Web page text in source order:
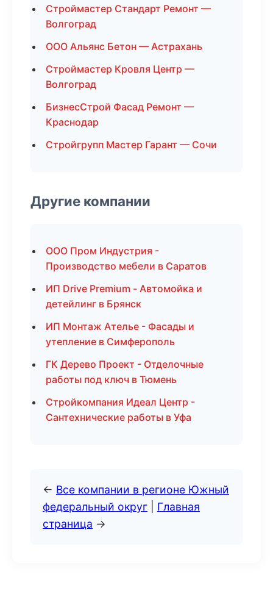
Строймастер Стандарт Ремонт —
Волгоград
ООО Альянс Бетон — Астрахань
Строймастер Кровля Центр —
Волгоград
БизнесСтрой Фасад Ремонт —
Краснодар
Стройгрупп Мастер Гарант — Сочи
Другие компании
ООО Пром Индустрия -
Производство мебели в Саратов
ИП Drive Premium - Автомойка и
детейлинг в Брянск
ИП Монтаж Ателье - Фасады и
утепление в Симферополь
ГК Дерево Проект - Отделочные
работы под ключ в Тюмень
Стройкомпания Идеал Центр -
Сантехнические работы в Уфа
← Все компании в регионе Южный
федеральный округ
Главная
страница →